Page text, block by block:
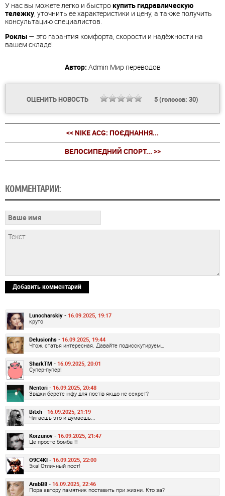
У нас вы можете легко и быстрокупить гидравлическую
тележку, уточнить ее характеристики и цену, а также получить
консультацию специалистов.
Роклы — это гарантия комфорта, скорости и надёжности на
вашем складе!
Автор: Admin Мир переводов
ОЦЕНИТЬ НОВОСТЬ 5(голосов: 30)
<< NIKE ACG: ПОЄДНАННЯ...
ВЕЛОСИПЕДНИЙ СПОРТ... >>
КОММЕНТАРИИ:
Добавить комментарий
Lunocharskiy - 16.09.2025, 19:17
круто
Delusionhs - 16.09.2025, 19:44
Чтож, статья интересная. Давайте подисскутируем…
SharkTM - 16.09.2025, 20:01
Супер-пупер!
Nentori - 16.09.2025, 20:48
Звідки берете інфу для постів якщо не секрет?
Bitxh - 16.09.2025, 21:19
Читаешь это и думаешь...
Korzunov - 16.09.2025, 21:47
Це просто бомба !!!
O9C4KI - 16.09.2025, 22:00
5ка! Отличный пост!
ArabB8 - 16.09.2025, 22:46
Пора автору памятник поставить при жизни. Кто за?